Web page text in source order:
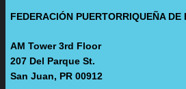
FEDERACIÓN PUERTORRIQUEÑA DE
AM Tower 3rd Floor
207 Del Parque St.
San Juan, PR 00912